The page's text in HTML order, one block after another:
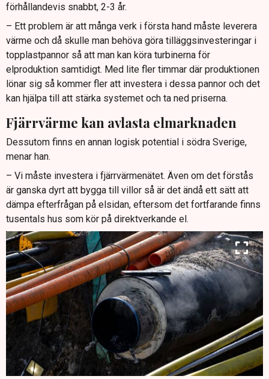
förhållandevis snabbt, 2-3 år.
– Ett problem är att många verk i första hand måste leverera
värme och då skulle man behöva göra tilläggsinvesteringar i
topplastpannor så att man kan köra turbinerna för
elproduktion samtidigt. Med lite fler timmar där produktionen
lönar sig så kommer fler att investera i dessa pannor och det
kan hjälpa till att stärka systemet och ta ned priserna.
Fjärrvärme kan avlasta elmarknaden
Dessutom finns en annan logisk potential i södra Sverige,
menar han.
– Vi måste investera i fjärrvärmenätet. Även om det förstås
är ganska dyrt att bygga till villor så är det ändå ett sätt att
dämpa efterfrågan på elsidan, eftersom det fortfarande finns
tusentals hus som kör på direktverkande el.